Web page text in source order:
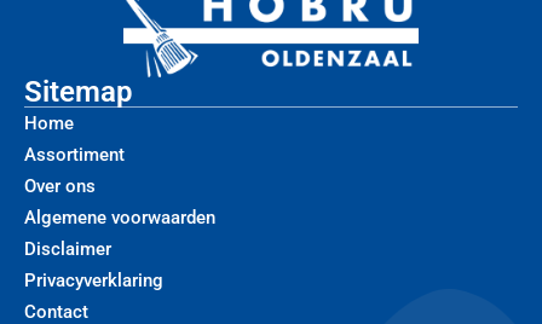
Sitemap
Home
Assortiment
Over ons
Algemene voorwaarden
Disclaimer
Privacyverklaring
Contact